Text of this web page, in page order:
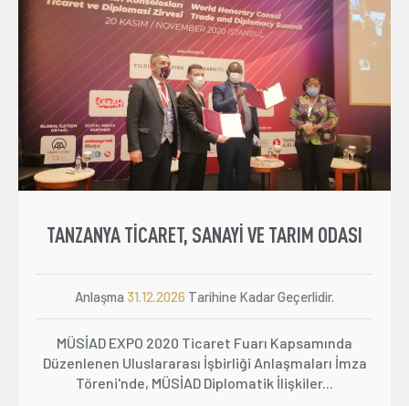
TANZANYA TİCARET, SANAYİ VE TARIM ODASI
Anlaşma 31.12.2026 Tarihine Kadar Geçerlidir.
MÜSİAD EXPO 2020 Ticaret Fuarı Kapsamında
Düzenlenen Uluslararası İşbirliği Anlaşmaları İmza
Töreni'nde, MÜSİAD Diplomatik İlişkiler...